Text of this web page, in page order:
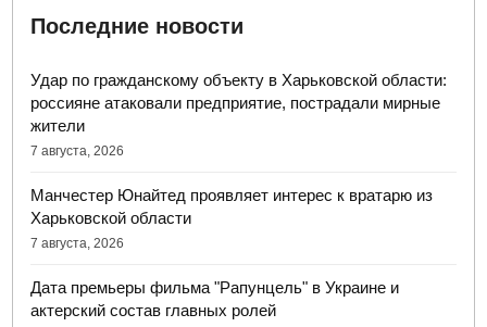
Последние новости
Удар по гражданскому объекту в Харьковской области:
россияне атаковали предприятие, пострадали мирные
жители
7 августа, 2026
Манчестер Юнайтед проявляет интерес к вратарю из
Харьковской области
7 августа, 2026
Дата премьеры фильма "Рапунцель" в Украине и
актерский состав главных ролей